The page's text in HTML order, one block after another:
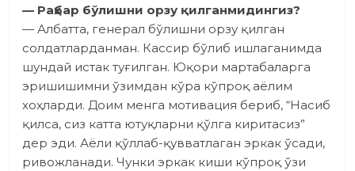
— Раҳбар бўлишни орзу қилганмидингиз?
— Албатта, генерал бўлишни орзу қилган
солдатларданман. Кассир бўлиб ишлаганимда
шундай истак туғилган. Юқори мартабаларга
эришишимни ўзимдан кўра кўпроқ аёлим
хоҳларди. Доим менга мотивация бериб, “Насиб
қилса, сиз катта ютуқларни қўлга киритасиз”
дер эди. Аёли қўллаб-қувватлаган эркак ўсади,
ривожланади. Чунки эркак киши кўпроқ ўзи